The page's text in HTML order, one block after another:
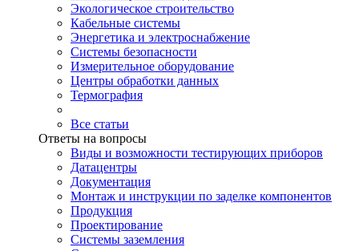
Экологическое строительство
Кабельные системы
Энергетика и электроснабжение
Системы безопасности
Измерительное оборудование
Центры обработки данных
Термография
Все статьи
Ответы на вопросы
Виды и возможности тестирующих приборов
Датацентры
Документация
Монтаж и инструкции по заделке компонентов
Продукция
Проектирование
Системы заземления